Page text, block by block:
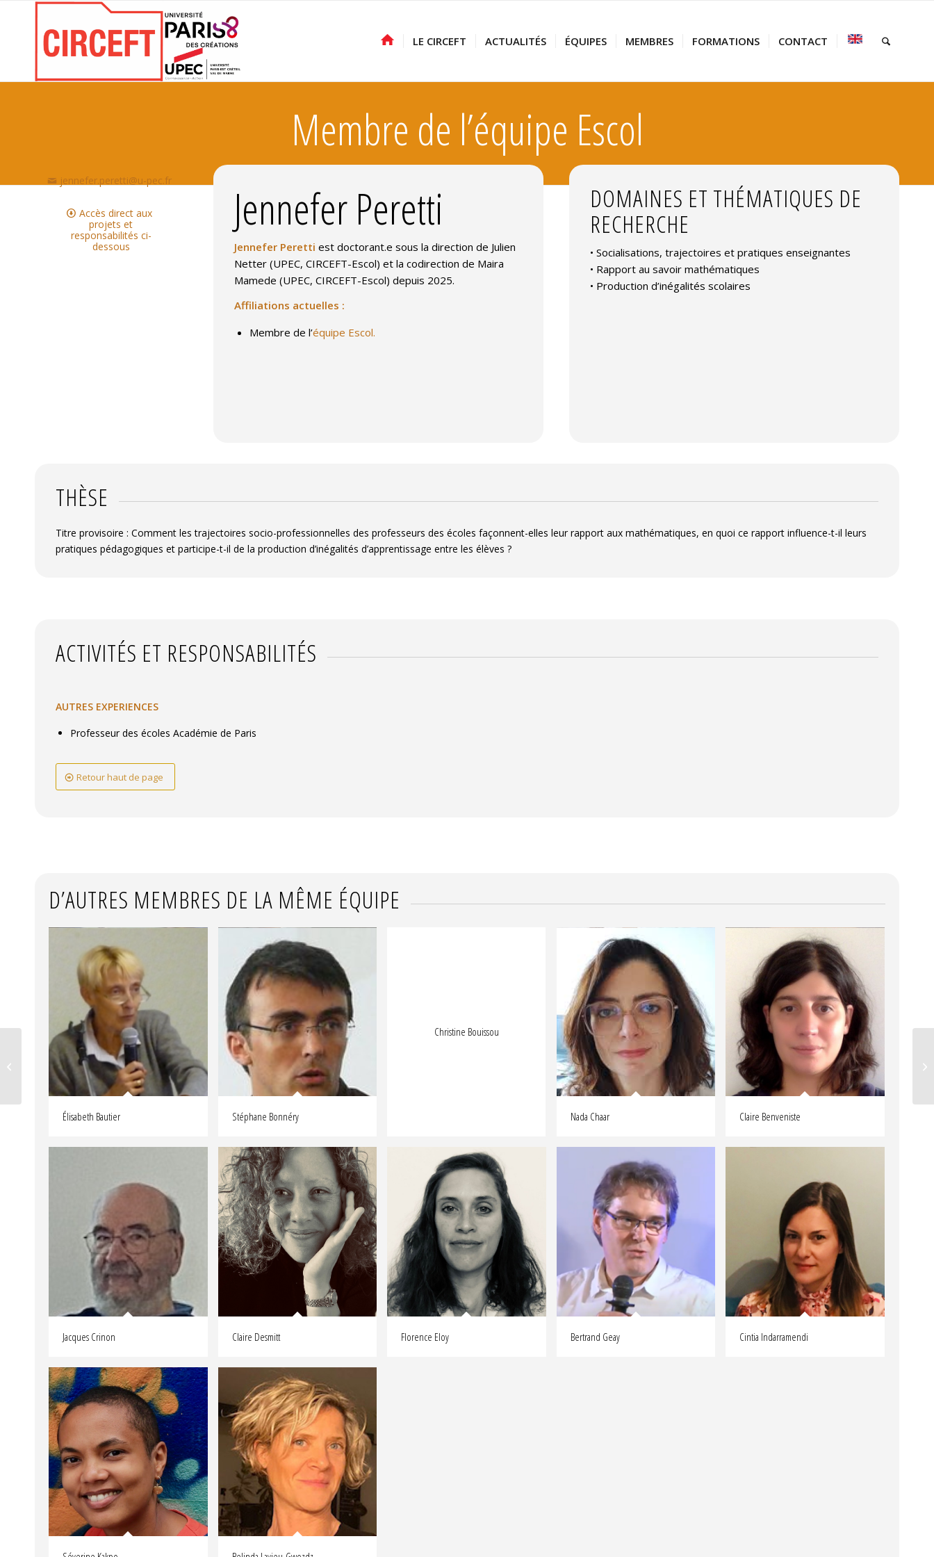
LE CIRCEFT ACTUALITÉS ÉQUIPES MEMBRES FORMATIONS CONTACT
Membre de l’équipe Escol
jennefer.peretti@u-pec.fr
Accès direct aux
projets et
responsabilités ci-
dessous
Jennefer Peretti
Jennefer Peretti est doctorant.e sous la direction de Julien
Netter (UPEC, CIRCEFT-Escol) et la codirection de Maira
Mamede (UPEC, CIRCEFT-Escol) depuis 2025.
Affiliations actuelles :
Membre de l’équipe Escol.
DOMAINES ET THÉMATIQUES DE
RECHERCHE
• Socialisations, trajectoires et pratiques enseignantes
• Rapport au savoir mathématiques
• Production d’inégalités scolaires
THÈSE
Titre provisoire : Comment les trajectoires socio-professionnelles des professeurs des écoles façonnent-elles leur rapport aux mathématiques, en quoi ce rapport influence-t-il leurs
pratiques pédagogiques et participe-t-il de la production d’inégalités d’apprentissage entre les élèves ?
ACTIVITÉS ET RESPONSABILITÉS
AUTRES EXPERIENCES
Professeur des écoles Académie de Paris
Retour haut de page
D’AUTRES MEMBRES DE LA MÊME ÉQUIPE
Élisabeth Bautier Stéphane Bonnéry
Christine Bouissou
Nada Chaar Claire Benveniste
Jacques Crinon Claire Desmitt Florence Eloy Bertrand Geay Cintia Indarramendi
Margaux Pigeault